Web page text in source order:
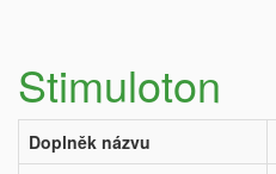
Stimuloton
Doplněk názvu